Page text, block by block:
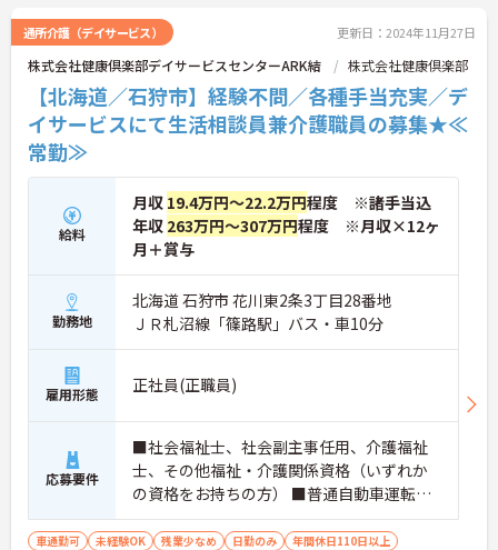
通所介護（デイサービス） 更新日：2024年11月27日
株式会社健康倶楽部デイサービスセンターARK結 株式会社健康倶楽部
【北海道／石狩市】経験不問／各種手当充実／デ
イサービスにて生活相談員兼介護職員の募集★≪
常勤≫
給料
月収 19.4万円～22.2万円程度 ※諸手当込
年収 263万円～307万円程度 ※月収×12ヶ
月＋賞与
勤務地
北海道 石狩市 花川東2条3丁目28番地
ＪＲ札沼線「篠路駅」バス・車10分
雇用形態 正社員(正職員)
応募要件
■社会福祉士、社会副主事任用、介護福祉
士、その他福祉・介護関係資格（いずれか
の資格をお持ちの方） ■普通自動車運転免
許 ■経験不問
車通勤可 未経験OK 残業少なめ 日勤のみ
年間休日110日以上